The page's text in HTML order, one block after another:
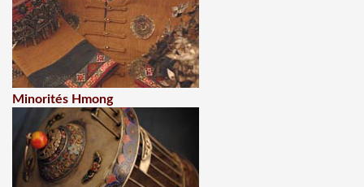
Minorités Hmong